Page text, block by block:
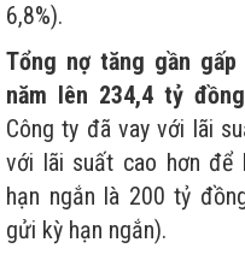
6,8%).
Tổng nợ tăng gần
năm lên 234,4 tỷ đồng
Công ty đã vay với lãi
với lãi suất cao hơn để
hạn ngắn là 200 tỷ
gửi kỳ hạn ngắn).